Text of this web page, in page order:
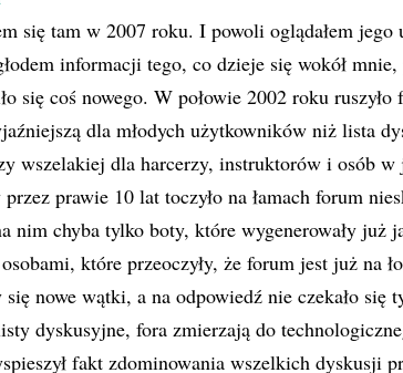
się tam w 2007 roku. I powoli oglądałem jego
informacji tego, co dzieje się wokół
się coś nowego. W połowie 2002 roku
dla młodych użytkowników niż lista
wszelakiej dla harcerzy, instruktorów i osób w
prawie 10 lat toczyło na łamach forum
nim chyba tylko boty, które wygenerowały już
które przeoczyły, że forum jest już na
się nowe wątki, a na odpowiedź nie czekało się
dyskusyjne, fora zmierzają do
fakt zdominowania wszelkich dyskusji